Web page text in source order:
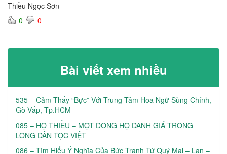
Thiều Ngọc Sơn
0
0
Bài viết xem nhiều
535 – Cảm Thấy “Bực” Với Trung Tâm Hoa Ngữ Sùng Chính,
Gò Vấp, Tp.HCM
085 – HỌ THIỀU – MỘT DÒNG HỌ DANH GIÁ TRONG
LÒNG DÂN TỘC VIỆT
086 – Tìm Hiểu Ý Nghĩa Của Bức Tranh Tứ Quý Mai – Lan –